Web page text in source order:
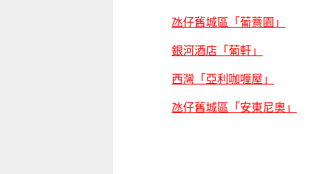
氹仔舊城區「葡薏園」
銀河酒店「葡軒」
西灣「亞利咖喱屋」
氹仔舊城區「安東尼奧」